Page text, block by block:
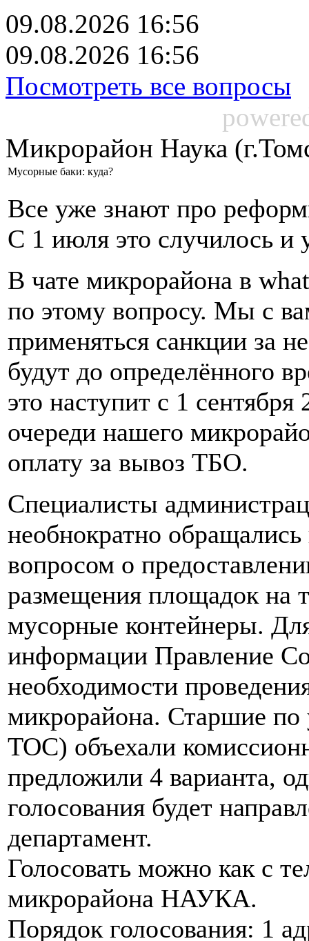
09.08.2026 16:56
09.08.2026 16:56
Посмотреть все вопросы
Микрорайон Наука
Мусорные баки: куда?
Все уже знают про
С 1 июля это случилось и
В чате микрорайона в
по этому вопросу. Мы с
применяться санкции за
будут до определённого
это наступит с 1
очереди нашего
оплату за вывоз ТБО.
Специалисты
необнократно
вопросом о
размещения площадок на
мусорные контейнеры.
информации Правление
необходимости
микрорайона. Старшие
ТОС) объехали
предложили 4 варианта,
голосования будет
департамент.
Голосовать можно как с
микрорайона НАУКА.
Порядок голосования: 1